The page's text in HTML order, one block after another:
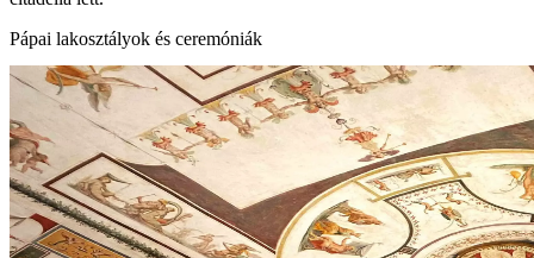
Pápai lakosztályok és ceremóniák